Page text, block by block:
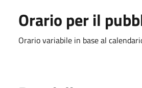
Orario per il
Orario variabile in base al